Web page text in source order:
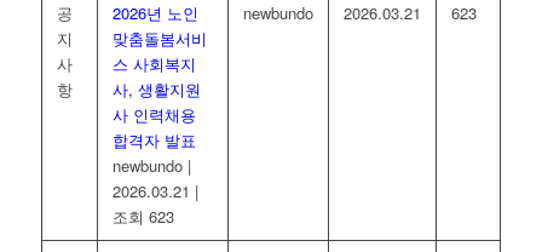
공
지
사
항
2026년 노인
맞춤돌봄서비
스 사회복지
사, 생활지원
사 인력채용
합격자 발표
newbundo |
2026.03.21 |
조회 623
newbundo 2026.03.21 623